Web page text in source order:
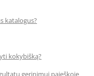
katalogus?
kokybišką?
gerinimui paieškoje